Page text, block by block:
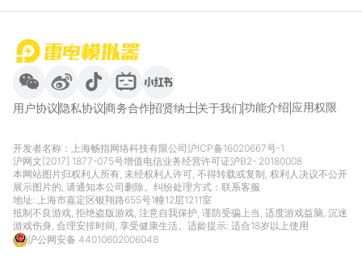
用户协议隐私协议商务合作招贤纳士关于我们功能介绍 应用权限
开发者名称：上海畅指网络科技有限公司沪ICP备16020667号-1
沪网文[2017] 1877-075号增值电信业务经营许可证沪B2- 20180008
本网站图片归权利人所有, 未经权利人许可, 不得转载或复制, 权利人决议不公开
展示图片的, 请通知本公司删除。纠纷处理方式： 联系客服
地址: 上海市嘉定区银翔路655号1幢12层1211室
抵制不良游戏, 拒绝盗版游戏, 注意自我保护, 谨防受骗上当, 适度游戏益脑, 沉迷
游戏伤身, 合理安排时间, 享受健康生活。适龄提示: 适合18岁以上使用
沪公网安备 44010602006048
首页
微信
微博 抖音 哔哩哔哩